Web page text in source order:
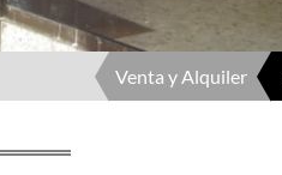
Venta y Alquiler